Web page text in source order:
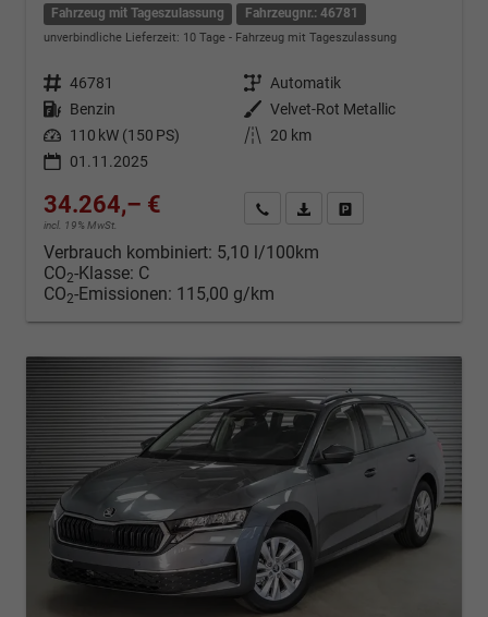
Fahrzeug mit Tageszulassung Fahrzeugnr.: 46781
unverbindliche Lieferzeit: 10 Tage Fahrzeug mit Tageszulassung
Fahrzeugnr. 46781 Getriebe Automatik
Kraftstoff Benzin Außenfarbe Velvet-Rot Metallic
Leistung 110 kW (150 PS) Kilometerstand
20 km
01.11.2025
34.264,– €
incl. 19% MwSt.
Kontakt & Angebot anfordern
PDF-Datei, Fahrzeugexposé
Verbrauch kombiniert: 5,10 l/100km
CO2-Klasse: C
CO2-Emissionen: 115,00 g/km